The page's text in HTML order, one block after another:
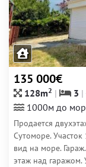
135 000€
128m2 3
1000м до
Продается
Сутоморе.
вид на море.
этаж над гаражом.